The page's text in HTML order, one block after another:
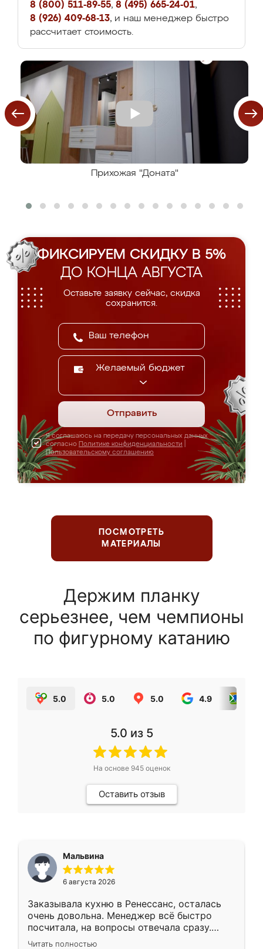
8 (800) 511-89-55, 8 (495) 665-24-01,
8 (926) 409-68-13, и наш менеджер быстро
рассчитает стоимость.
Прихожая "Доната"
ФИКСИРУЕМ СКИДКУ В 5%
ДО КОНЦА АВГУСТА
Оставьте заявку сейчас, скидка
сохранится.
Желаемый бюджет
Отправить
Я соглашаюсь на передачу персональных данных
согласно Политике конфиденциальности
Пользовательскому соглашению
ПОСМОТРЕТЬ
МАТЕРИАЛЫ
Держим планку
серьезнее, чем чемпионы
по фигурному катанию
5.0 5.0 5.0 4.9
5.0 из 5
На основе 945оценок
Оставить отзыв
Мальвина
6 августа 2026
Заказывала кухню в Ренессанс, осталась
очень довольна. Менеджер всё быстро
посчитала, на вопросы отвечала сразу.
Замерщик приехал в субботу, подошёл к
Читать полностью